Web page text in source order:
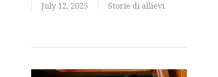
July 12, 2025 Storie di allievi